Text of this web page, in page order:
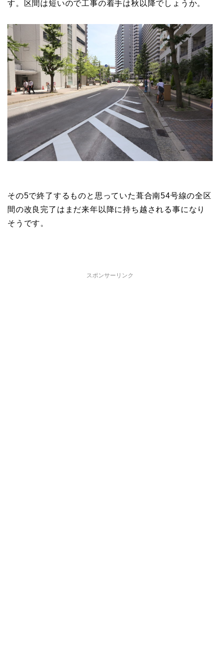
す。区間は短いので工事の着手は秋以降でしょうか。
その5で終了するものと思っていた葺合南54号線の全区
間の改良完了はまだ来年以降に持ち越される事になり
そうです。
スポンサーリンク